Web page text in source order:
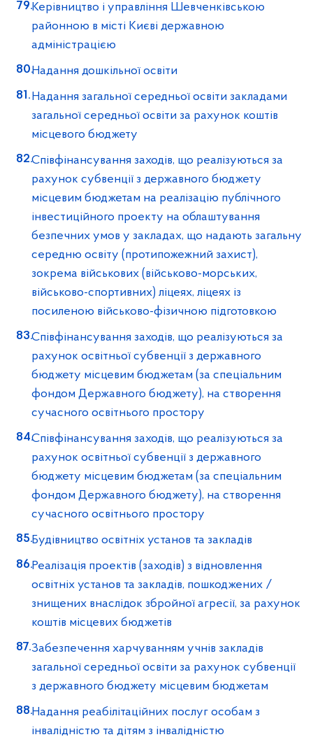
Керівництво і управління Шевченківською
районною в місті Києві державною
адміністрацією
Надання дошкільної освіти
Надання загальної середньої освіти закладами
загальної середньої освіти за рахунок коштів
місцевого бюджету
Співфінансування заходів, що реалізуються за
рахунок субвенції з державного бюджету
місцевим бюджетам на реалізацію публічного
інвестиційного проекту на облаштування
безпечних умов у закладах, що надають загальну
середню освіту (протипожежний захист),
зокрема військових (військово-морських,
військово-спортивних) ліцеях, ліцеях із
посиленою військово-фізичною підготовкою
Співфінансування заходів, що реалізуються за
рахунок освітньої субвенції з державного
бюджету місцевим бюджетам (за спеціальним
фондом Державного бюджету), на створення
сучасного освітнього простору
Співфінансування заходів, що реалізуються за
рахунок освітньої субвенції з державного
бюджету місцевим бюджетам (за спеціальним
фондом Державного бюджету), на створення
сучасного освітнього простору
Будівництво освітніх установ та закладів
Реалізація проектів (заходів) з відновлення
освітніх установ та закладів, пошкоджених /
знищених внаслідок збройної агресії, за рахунок
коштів місцевих бюджетів
Забезпечення харчуванням учнів закладів
загальної середньої освіти за рахунок субвенції
з державного бюджету місцевим бюджетам
Надання реабілітаційних послуг особам з
інвалідністю та дітям з інвалідністю